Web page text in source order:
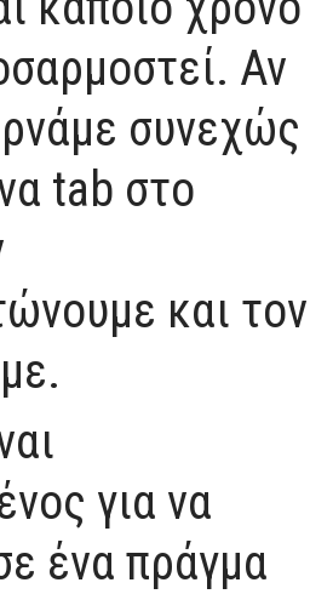
Αν
συνεχώς
tab στο
και τον
για να
ένα πράγμα